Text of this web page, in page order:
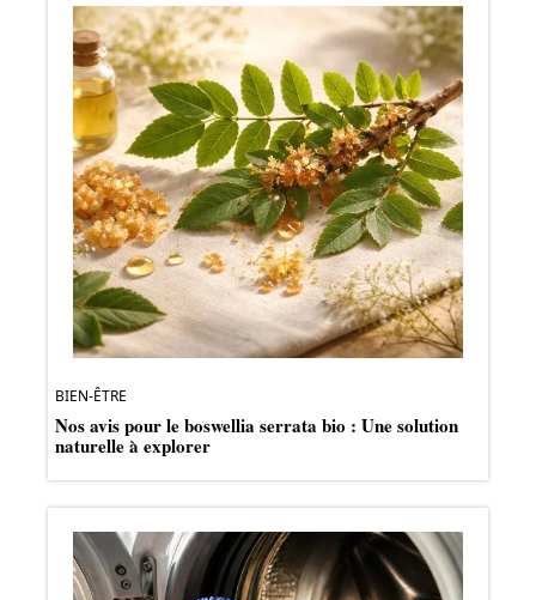
BIEN-ÊTRE
Nos avis pour le boswellia serrata bio : Une solution
naturelle à explorer